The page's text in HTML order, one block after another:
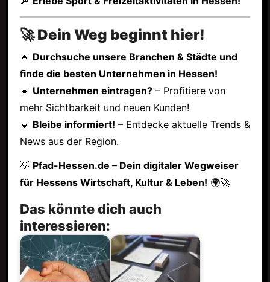
🚀 Dein Weg beginnt hier!
🔹 Durchsuche unsere Branchen & Städte und
finde die besten Unternehmen in Hessen!
🔹 Unternehmen eintragen?– Profitiere von
mehr Sichtbarkeit und neuen Kunden!
🔹 Bleibe informiert! – Entdecke aktuelle Trends &
News aus der Region.
💡 Pfad-Hessen.de – Dein digitaler Wegweiser
für Hessens Wirtschaft, Kultur & Leben! 🌍🚀
Das könnte dich auch
interessieren: